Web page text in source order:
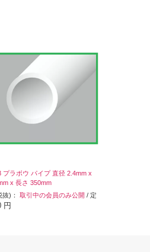
プラボウ パイプ 直径 2.4mm x
x 長さ 350mm
抜)： 取引中の会員のみ公開 / 定
円